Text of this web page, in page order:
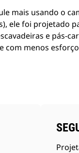
mais usando o
ele foi projetado
e pás-
com menos